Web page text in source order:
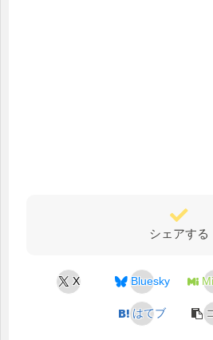
シェアする
X Bluesky
はてブ